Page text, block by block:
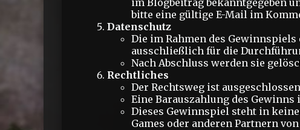
bitte eine gültige E-Mail im
Datenschutz
Die im Rahmen des Gewinnspiels
ausschließlich für die
Nach Abschluss werden sie
Rechtliches
Der Rechtsweg ist
Eine Barauszahlung des
Dieses Gewinnspiel steht in
Games oder anderen Partnern